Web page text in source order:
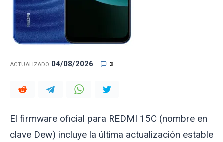
ACTUALIZADO 04/08/2026 3
El firmware oficial para REDMI 15C (nombre en
clave Dew) incluye la última actualización estable